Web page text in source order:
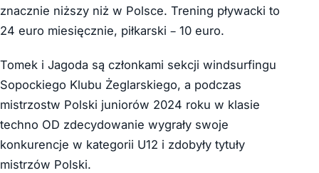
znacznie niższy niż w Polsce. Trening pływacki to
24 euro miesięcznie, piłkarski – 10 euro.
Tomek i Jagoda są członkami sekcji windsurfingu
Sopockiego Klubu Żeglarskiego, a podczas
mistrzostw Polski juniorów 2024 roku w klasie
techno OD zdecydowanie wygrały swoje
konkurencje w kategorii U12 i zdobyły tytuły
mistrzów Polski.